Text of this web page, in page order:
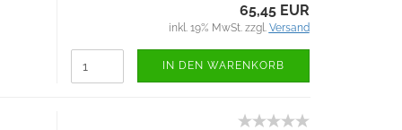
65,45 EUR
inkl. 19% MwSt. zzgl. Versand
IN DEN WARENKORB